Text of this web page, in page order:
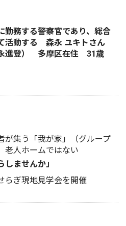
勤務する警察官であり、総合
活動する 森永 ユキトさん
永進登） 多摩区在住 31歳
が集う「我が家」（グループ
人ホームではない
しませんか」
らぎ現地見学会を開催